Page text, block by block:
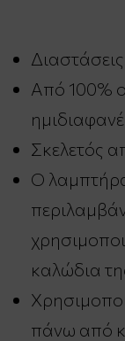
Από 100%
Σκελετός
Ο
καλώδια
πάνω από